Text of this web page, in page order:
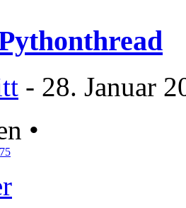
- 28. Januar
•